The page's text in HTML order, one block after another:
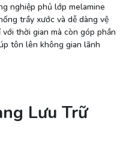
nghiệp phủ lớp melamine
trầy xước và dễ dàng vệ
thời gian mà còn góp phần
tôn lên không gian lãnh
Lưu Trữ